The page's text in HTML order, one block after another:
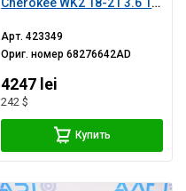
Арт.423349
Ориг. номер68276642AD
4247 lei
242 $
Купить